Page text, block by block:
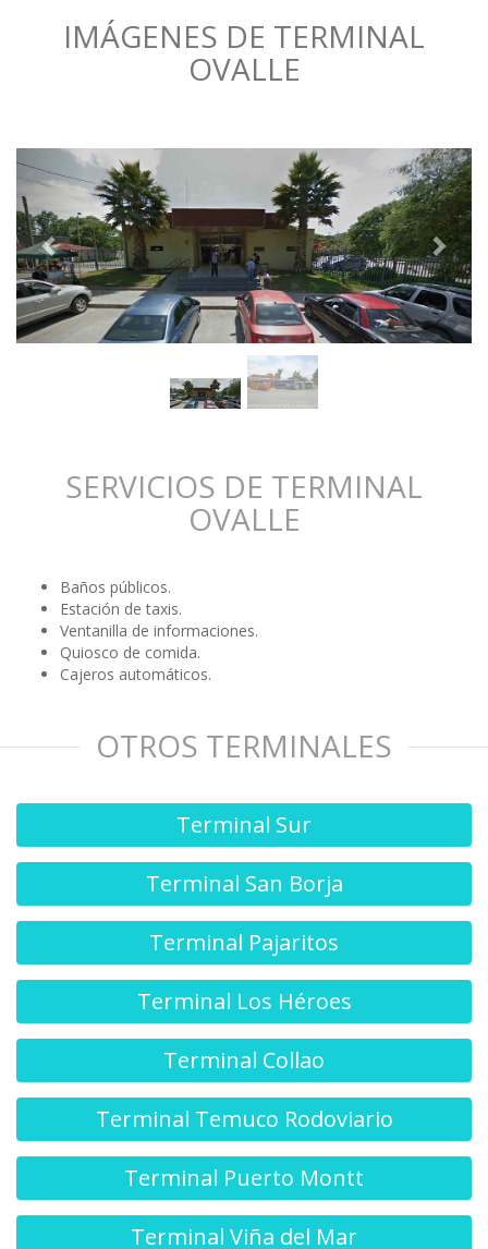
IMÁGENES DE TERMINAL
OVALLE
SERVICIOS DE TERMINAL
OVALLE
Baños públicos.
Estación de taxis.
Ventanilla de informaciones.
Quiosco de comida.
Cajeros automáticos.
OTROS TERMINALES
Terminal Sur
Terminal San Borja
Terminal Pajaritos
Terminal Los Héroes
Terminal Collao
Terminal Temuco Rodoviario
Terminal Puerto Montt
Terminal Viña del Mar